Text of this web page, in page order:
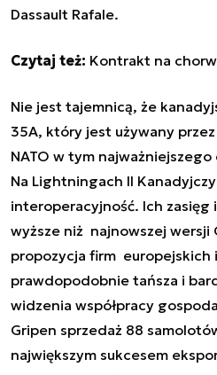
Dassault Rafale.
Czytaj też: Kontrakt na
Nie jest tajemnicą, że
35A, który jest używany
NATO w tym
Na Lightningach II
interoperacyjność. Ich zasięg
wyższe niż najnowszej wersji
propozycja firm europejskich
prawdopodobnie tańsza i
widzenia współpracy
Gripen sprzedaż 88
największym sukcesem